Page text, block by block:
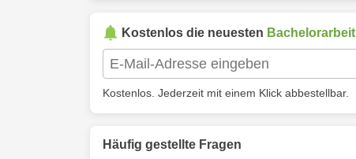
Kostenlos die neuesten Bachelorarbeit
Kostenlos. Jederzeit mit einem Klick abbestellbar.
Häufig gestellte Fragen